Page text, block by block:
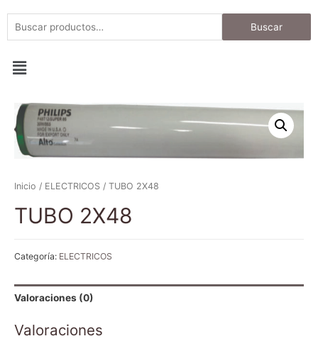
Buscar
Inicio / ELECTRICOS / TUBO 2X48
TUBO 2X48
Categoría: ELECTRICOS
Valoraciones (0)
Valoraciones